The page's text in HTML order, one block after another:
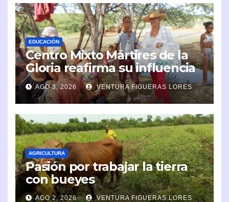
EDUCACIÓN
Centro Mixto Mártires de la
Gloria reafirma su influencia
en la comunidad
AGO 3, 2026 VENTURA FIGUERAS LORES
AGRICULTURA
Pasión por trabajar la tierra
con bueyes
AGO 2, 2026 VENTURA FIGUERAS LORES